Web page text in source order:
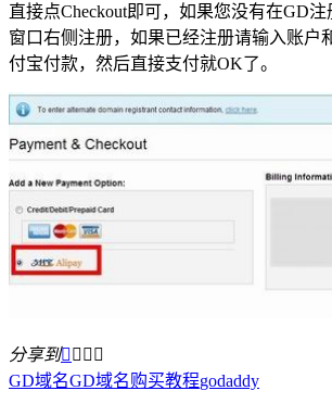
直接点Checkout即可，如果您没有在GD
窗口右侧注册，如果已经注册请输入账户
付宝付款，然后直接支付就OK了。
分享到   
GD域名GD域名购买教程godaddy